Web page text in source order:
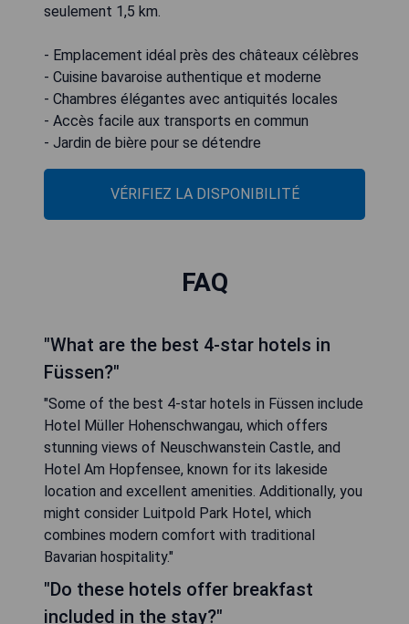
seulement 1,5 km.
- Emplacement idéal près des châteaux célèbres
- Cuisine bavaroise authentique et moderne
- Chambres élégantes avec antiquités locales
- Accès facile aux transports en commun
- Jardin de bière pour se détendre
VÉRIFIEZ LA DISPONIBILITÉ
FAQ
"What are the best 4-star hotels in
Füssen?"
"Some of the best 4-star hotels in Füssen include
Hotel Müller Hohenschwangau, which offers
stunning views of Neuschwanstein Castle, and
Hotel Am Hopfensee, known for its lakeside
location and excellent amenities. Additionally, you
might consider Luitpold Park Hotel, which
combines modern comfort with traditional
Bavarian hospitality."
"Do these hotels offer breakfast
included in the stay?"